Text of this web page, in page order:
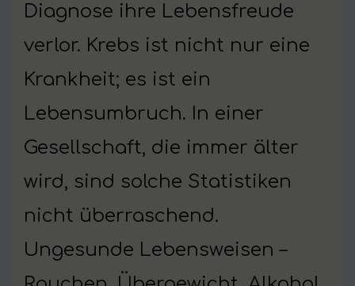
Diagnose ihre Lebensfreude
verlor. Krebs ist nicht nur eine
Krankheit; es ist ein
Lebensumbruch. In einer
Gesellschaft, die immer älter
wird, sind solche Statistiken
nicht überraschend.
Ungesunde Lebensweisen –